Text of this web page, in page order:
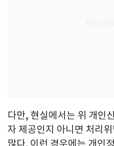
다만, 현실에서는 위 개인
자 제공인지 아니면 처리
많다. 이런 경우에는 개인